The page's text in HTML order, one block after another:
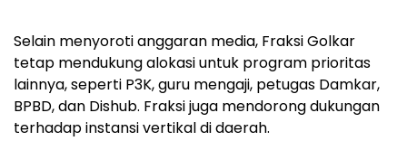
Selain menyoroti anggaran media, Fraksi Golkar
tetap mendukung alokasi untuk program prioritas
lainnya, seperti P3K, guru mengaji, petugas Damkar,
BPBD, dan Dishub. Fraksi juga mendorong dukungan
terhadap instansi vertikal di daerah.